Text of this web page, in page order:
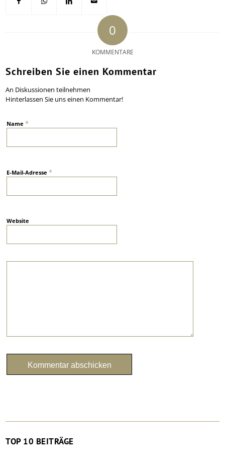
0
KOMMENTARE
Schreiben Sie einen Kommentar
An Diskussionen teilnehmen
Hinterlassen Sie uns einen Kommentar!
Name*
E-Mail-Adresse*
Website
TOP 10 BEITRÄGE